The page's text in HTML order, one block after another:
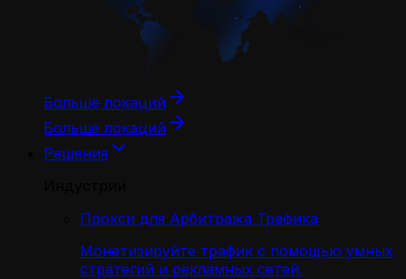
Больше локаций
Больше локаций
Решения
Прокси для Арбитража Трафика
Монетизируйте трафик с помощью умных
стратегий и рекламных сетей.